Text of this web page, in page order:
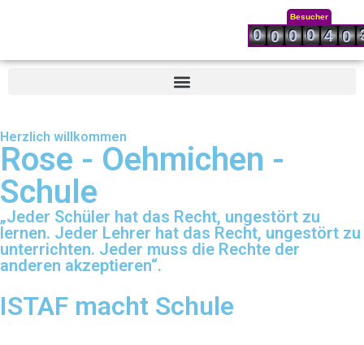
Besucher
0 0 0 0 4 0
Herzlich willkommen
Rose - Oehmichen -
Schule
„Jeder Schüler hat das Recht, ungestört zu
lernen. Jeder Lehrer hat das Recht, ungestört zu
unterrichten. Jeder muss die Rechte der
anderen akzeptieren“.
ISTAF macht Schule